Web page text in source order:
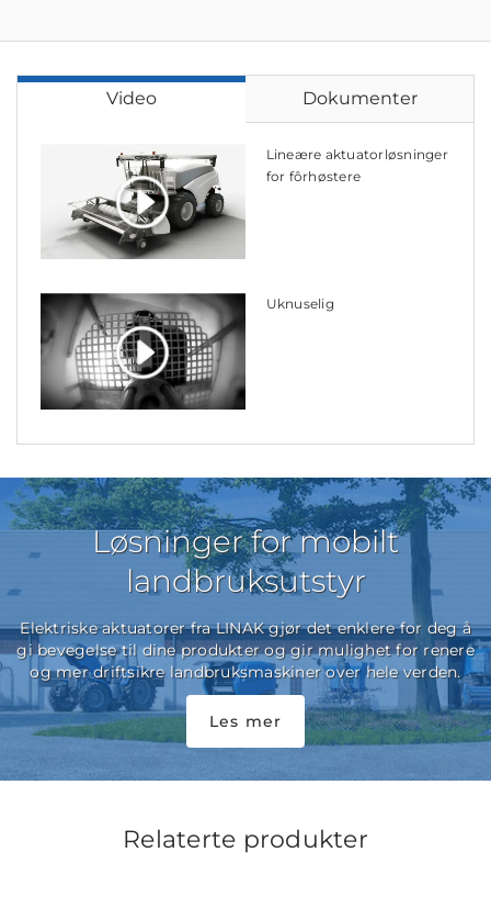
Video Dokumenter
Lineære aktuatorløsninger
for fôrhøstere
Uknuselig
Løsninger for mobilt
landbruksutstyr
Elektriske aktuatorer fra LINAK gjør det enklere for deg å
gi bevegelse til dine produkter og gir mulighet for renere
og mer driftsikre landbruksmaskiner over hele verden.
Les mer
Relaterte produkter